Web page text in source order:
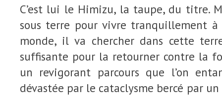
C’est lui le Himizu, la taupe, du titre.
sous terre pour vivre tranquillement
monde, il va chercher dans cette
suffisante pour la retourner contre la
un revigorant parcours que l’on
dévastée par le cataclysme bercé par un